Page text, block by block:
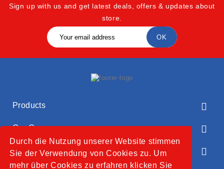
Durch die Nutzung unserer Website stimmen
Sie der Verwendung von Cookies zu. Um
mehr über Cookies zu erfahren klicken Sie
Sign up with us and get latest deals, offers & updates about
store.
Products 
Our Company 
Your Account 